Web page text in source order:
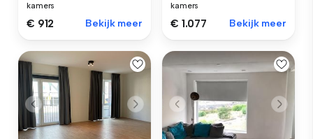
kamers
€ 912 Bekijk meer
kamers
€ 1.077 Bekijk meer